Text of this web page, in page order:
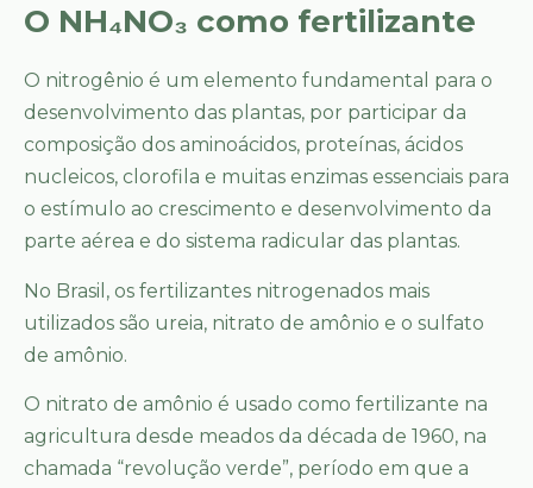
O NH₄NO₃ como fertilizante
O nitrogênio é um elemento fundamental para o
desenvolvimento das plantas, por participar da
composição dos aminoácidos, proteínas, ácidos
nucleicos, clorofila e muitas enzimas essenciais para
o estímulo ao crescimento e desenvolvimento da
parte aérea e do sistema radicular das plantas.
No Brasil, os fertilizantes nitrogenados mais
utilizados são ureia, nitrato de amônio e o sulfato
de amônio.
O nitrato de amônio é usado como fertilizante na
agricultura desde meados da década de 1960, na
chamada “revolução verde”, período em que a